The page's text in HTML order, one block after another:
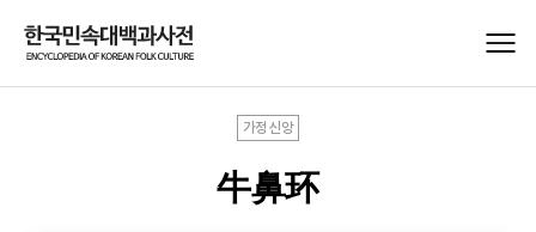
가정신앙
牛鼻环